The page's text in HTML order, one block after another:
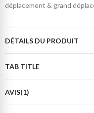
déplacement & grand
DÉTAILS DU PRODUIT
TAB TITLE
AVIS(1)